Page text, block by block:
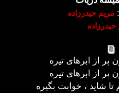
مریم حیدرزاده
پر از ابرهای تیره
پر از ابرهای تیره
شاید ، خوابت بگیره